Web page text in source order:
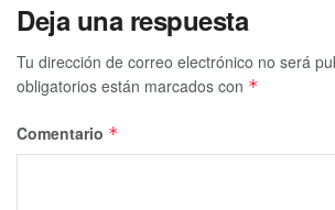
Deja una respuesta
Tu dirección de correo electrónico no será
obligatorios están marcados con *
Comentario *